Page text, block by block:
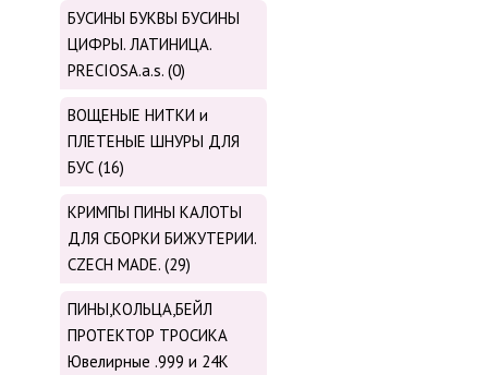
БУСИНЫ БУКВЫ БУСИНЫ
ЦИФРЫ. ЛАТИНИЦА.
PRECIOSA.a.s. (0)
ВОЩЕНЫЕ НИТКИ и
ПЛЕТЕНЫЕ ШНУРЫ ДЛЯ
БУС (16)
КРИМПЫ ПИНЫ КАЛОТЫ
ДЛЯ СБОРКИ БИЖУТЕРИИ.
CZECH MADE. (29)
ПИНЫ,КОЛЬЦА,БЕЙЛ
ПРОТЕКТОР ТРОСИКА
Ювелирные .999 и 24К